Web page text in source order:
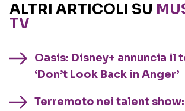
ALTRI ARTICOLI SU
TV
Oasis: Disney+ annuncia il
‘Don’t Look Back in Anger’
Terremoto nei talent